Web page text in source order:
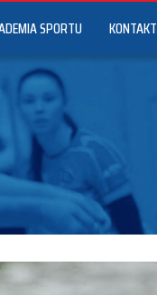
SPORTU KONTAKT